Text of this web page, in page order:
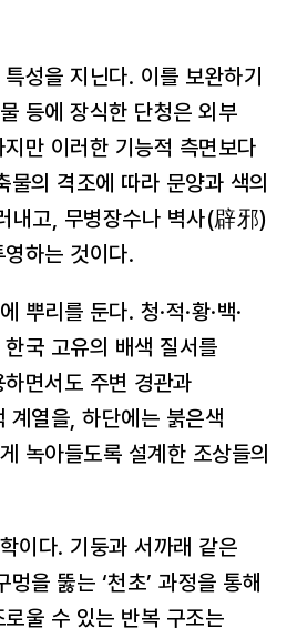
성을 지닌다. 이를 보완하기
등에 장식한 단청은 외부
만 이러한 기능적 측면보다
의 격조에 따라 문양과 색의
내고, 무병장수나 벽사(辟邪)
하는 것이다.
뿌리를 둔다. 청·적·황·백·
국 고유의 배색 질서를
면서도 주변 경관과
계열을, 하단에는 붉은색
녹아들도록 설계한 조상들의
이다. 기둥과 서까래 같은
을 뚫는 ‘천초’ 과정을 통해
울 수 있는 반복 구조는